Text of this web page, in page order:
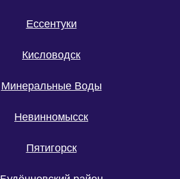
Ессентуки
Кисловодск
Минеральные Воды
Невинномысск
Пятигорск